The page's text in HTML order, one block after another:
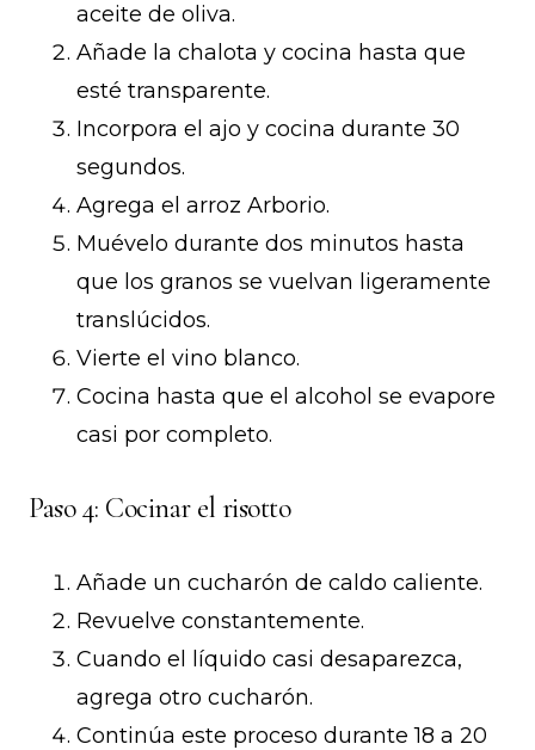
aceite de oliva.
Añade la chalota y cocina hasta que
esté transparente.
Incorpora el ajo y cocina durante 30
segundos.
Agrega el arroz Arborio.
Muévelo durante dos minutos hasta
que los granos se vuelvan ligeramente
translúcidos.
Vierte el vino blanco.
Cocina hasta que el alcohol se evapore
casi por completo.
Paso 4: Cocinar el risotto
Añade un cucharón de caldo caliente.
Revuelve constantemente.
Cuando el líquido casi desaparezca,
agrega otro cucharón.
Continúa este proceso durante 18 a 20